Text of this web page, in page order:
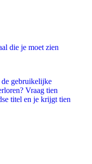
die je moet zien
gebruikelijke
Vraag tien
titel en je krijgt tien